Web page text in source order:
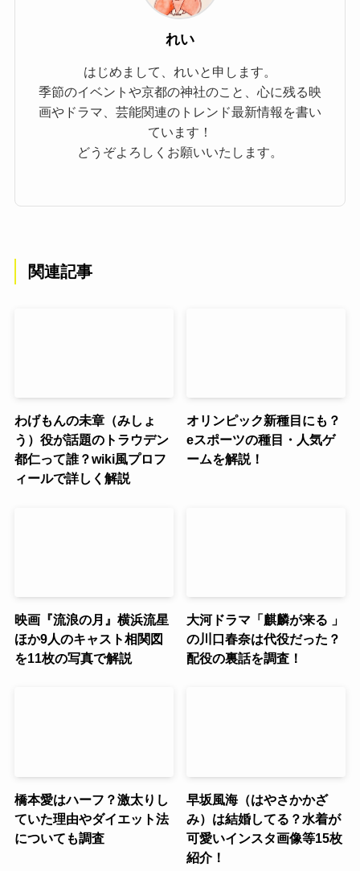
れい
はじめまして、れいと申します。
季節のイベントや京都の神社のこと、心に残る映
画やドラマ、芸能関連のトレンド最新情報を書い
ています！
どうぞよろしくお願いいたします。
関連記事
わげもんの未章（みしょ
う）役が話題のトラウデン
都仁って誰？wiki風プロフ
ィールで詳しく解説
オリンピック新種目にも？
eスポーツの種目・人気ゲ
ームを解説！
映画『流浪の月』横浜流星
ほか9人のキャスト相関図
を11枚の写真で解説
大河ドラマ「麒麟が来る 」
の川口春奈は代役だった？
配役の裏話を調査！
橋本愛はハーフ？激太りし
ていた理由やダイエット法
についても調査
早坂風海（はやさかかざ
み）は結婚してる？水着が
可愛いインスタ画像等15枚
紹介！